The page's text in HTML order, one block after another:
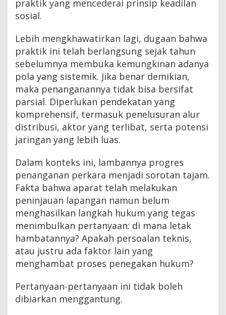
praktik yang mencederai prinsip keadilan
sosial.
Lebih mengkhawatirkan lagi, dugaan bahwa
praktik ini telah berlangsung sejak tahun
sebelumnya membuka kemungkinan adanya
pola yang sistemik. Jika benar demikian,
maka penanganannya tidak bisa bersifat
parsial. Diperlukan pendekatan yang
komprehensif, termasuk penelusuran alur
distribusi, aktor yang terlibat, serta potensi
jaringan yang lebih luas.
Dalam konteks ini, lambannya progres
penanganan perkara menjadi sorotan tajam.
Fakta bahwa aparat telah melakukan
peninjauan lapangan namun belum
menghasilkan langkah hukum yang tegas
menimbulkan pertanyaan: di mana letak
hambatannya? Apakah persoalan teknis,
atau justru ada faktor lain yang
menghambat proses penegakan hukum?
Pertanyaan-pertanyaan ini tidak boleh
dibiarkan menggantung.